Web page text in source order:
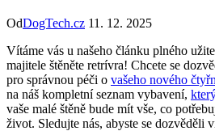
OdDogTech.cz 11. 12. 2025
Vítáme vás u našeho článku plného
majitele štěněte retrívra! Chcete se
pro správnou péči o vašeho nového
na náš kompletní seznam vybavení,
vaše malé štěně bude mít vše, co
život. Sledujte nás, abyste se dozvěděli